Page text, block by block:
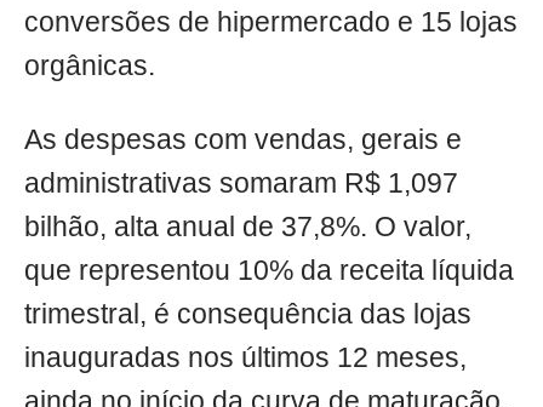
conversões de hipermercado e 15 lojas
orgânicas.
As despesas com vendas, gerais e
administrativas somaram R$ 1,097
bilhão, alta anual de 37,8%. O valor,
que representou 10% da receita líquida
trimestral, é consequência das lojas
inauguradas nos últimos 12 meses,